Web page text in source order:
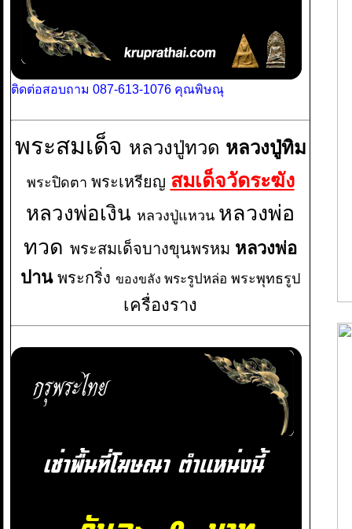
ติดต่อสอบถาม 087-613-1076 คุณพิษณุ
พระสมเด็จ หลวงปู่ทวด หลวงปู่ทิม
พระปิดตา พระเหรียญ สมเด็จวัดระฆัง
หลวงพ่อเงิน หลวงปู่แหวน หลวงพ่อ
ทวด พระสมเด็จบางขุนพรหม หลวงพ่อ
ปาน พระกริ่ง ของขลัง พระรูปหล่อ พระพุทธรูป
เครื่องราง